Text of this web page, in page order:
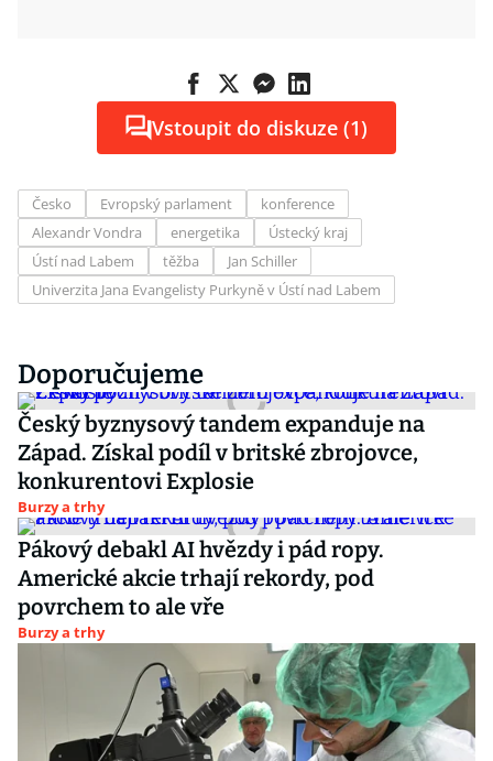
Vstoupit do diskuze (1)
Česko Evropský parlament
konference
Alexandr Vondra
energetika
Ústecký kraj
Ústí nad Labem
těžba
Jan Schiller
Univerzita Jana Evangelisty Purkyně v Ústí nad Labem
Doporučujeme
Český byznysový tandem expanduje na
Západ. Získal podíl v britské zbrojovce,
konkurentovi Explosie
Burzy a trhy
Pákový debakl AI hvězdy i pád ropy.
Americké akcie trhají rekordy, pod
povrchem to ale vře
Burzy a trhy